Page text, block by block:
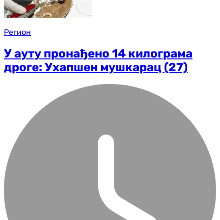
Регион
У ауту пронађено 14 килограма
дроге: Ухапшен мушкарац (27)